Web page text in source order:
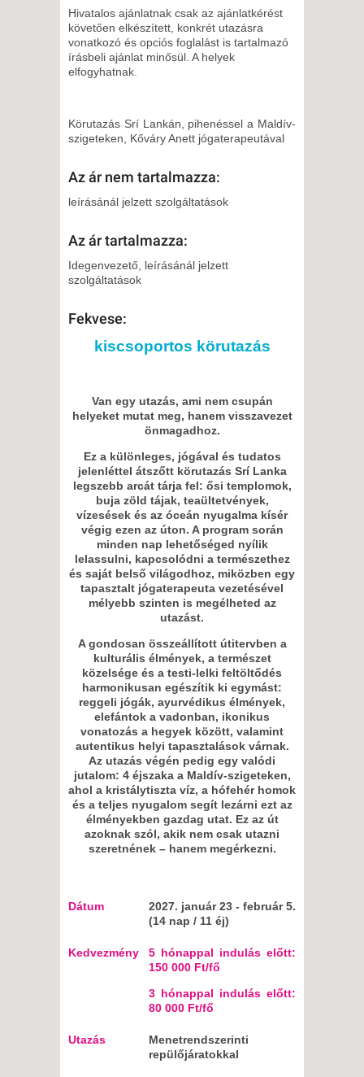
Hivatalos ajánlatnak csak az ajánlatkérést
követően elkészített, konkrét utazásra
vonatkozó és opciós foglalást is tartalmazó
írásbeli ajánlat minősül. A helyek
elfogyhatnak.
Körutazás Srí Lankán, pihenéssel a Maldív-
szigeteken, Kőváry Anett jógaterapeutával
Az ár nem tartalmazza:
leírásánál jelzett szolgáltatások
Az ár tartalmazza:
Idegenvezető, leírásánál jelzett
szolgáltatások
Fekvese:
kiscsoportos körutazás
Van egy utazás, ami nem csupán
helyeket mutat meg, hanem visszavezet
önmagadhoz.
Ez a különleges, jógával és tudatos
jelenléttel átszőtt körutazás Srí Lanka
legszebb arcát tárja fel: ősi templomok,
buja zöld tájak, teaültetvények,
vízesések és az óceán nyugalma kísér
végig ezen az úton. A program során
minden nap lehetőséged nyílik
lelassulni, kapcsolódni a természethez
és saját belső világodhoz, miközben egy
tapasztalt jógaterapeuta vezetésével
mélyebb szinten is megélheted az
utazást.
A gondosan összeállított útitervben a
kulturális élmények, a természet
közelsége és a testi-lelki feltöltődés
harmonikusan egészítik ki egymást:
reggeli jógák, ayurvédikus élmények,
elefántok a vadonban, ikonikus
vonatozás a hegyek között, valamint
autentikus helyi tapasztalások várnak.
Az utazás végén pedig egy valódi
jutalom: 4 éjszaka a Maldív-szigeteken,
ahol a kristálytiszta víz, a hófehér homok
és a teljes nyugalom segít lezárni ezt az
élményekben gazdag utat. Ez az út
azoknak szól, akik nem csak utazni
szeretnének – hanem megérkezni.
Dátum
2027. január 23 - február 5.
(14 nap / 11 éj)
Kedvezmény
5 hónappal indulás előtt:
150 000 Ft/fő
3 hónappal indulás előtt:
80 000 Ft/fő
Utazás
Menetrendszerinti
repülőjáratokkal